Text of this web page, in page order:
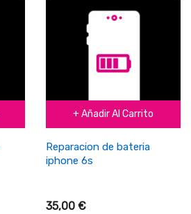
+ Añadir Al Carrito
Reparacion de bateria
iphone 6s
35,00 €